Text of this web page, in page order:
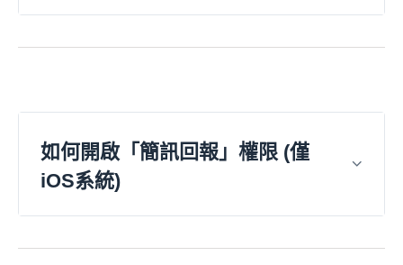
如何開啟「簡訊回報」權限 (僅
iOS系統)